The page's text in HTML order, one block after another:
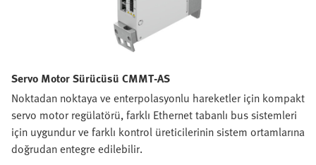
Servo Motor Sürücüsü CMMT-AS
Noktadan noktaya ve enterpolasyonlu hareketler için kompakt
servo motor regülatörü, farklı Ethernet tabanlı bus sistemleri
için uygundur ve farklı kontrol üreticilerinin sistem ortamlarına
doğrudan entegre edilebilir.